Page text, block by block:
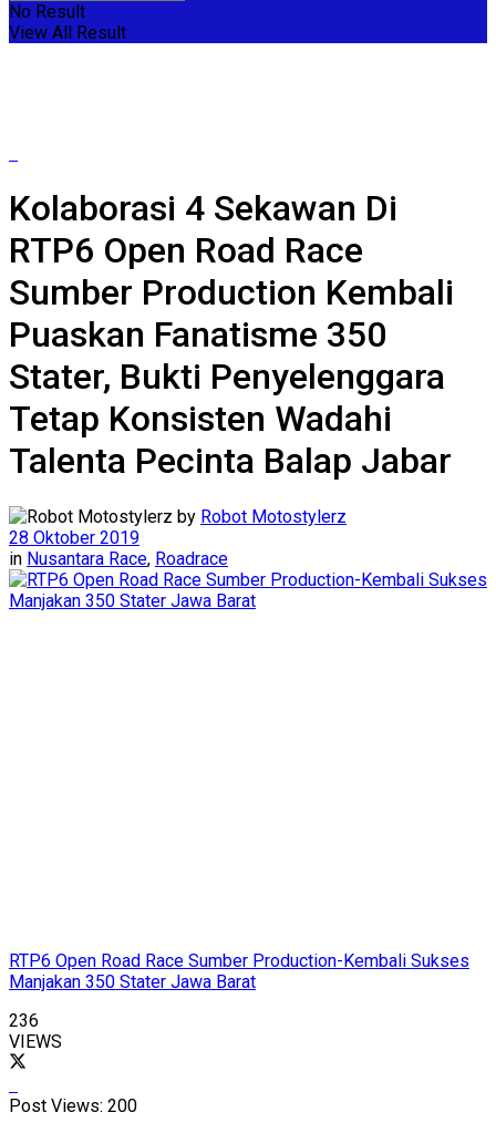
No Result
View All Result
Kolaborasi 4 Sekawan Di
RTP6 Open Road Race
Sumber Production Kembali
Puaskan Fanatisme 350
Stater, Bukti Penyelenggara
Tetap Konsisten Wadahi
Talenta Pecinta Balap Jabar
by Robot Motostylerz
28 Oktober 2019
in Nusantara Race, Roadrace
RTP6 Open Road Race Sumber Production-Kembali Sukses
Manjakan 350 Stater Jawa Barat
236
VIEWS
Post Views: 200